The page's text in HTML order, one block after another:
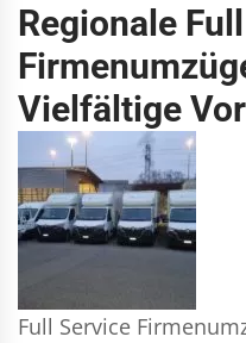
Regionale
Vielfältige
Full Service